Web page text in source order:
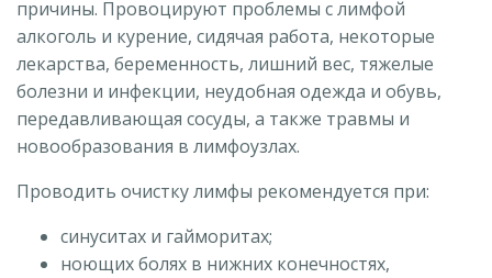
причины. Провоцируют проблемы с лимфой
алкоголь и курение, сидячая работа, некоторые
лекарства, беременность, лишний вес, тяжелые
болезни и инфекции, неудобная одежда и обувь,
передавливающая сосуды, а также травмы и
новообразования в лимфоузлах.
Проводить очистку лимфы рекомендуется при:
синуситах и гайморитах;
ноющих болях в нижних конечностях,